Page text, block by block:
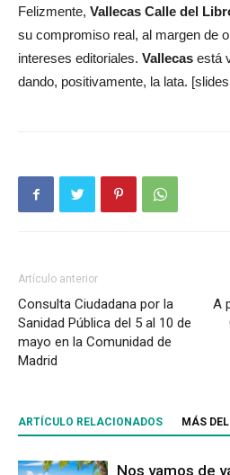
Felizmente, Vallecas Calle del
su compromiso real, al margen de
intereses editoriales. Vallecas está
dando, positivamente, la lata.
Artículo anterior
Consulta Ciudadana por la
Sanidad Pública del 5 al 10 de
mayo en la Comunidad de
Madrid
A
ARTÍCULO RELACIONADOS MÁS
Nos vamos de